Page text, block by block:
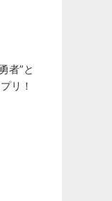
者”と
リ！